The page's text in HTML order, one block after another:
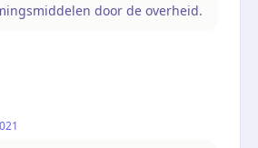
door de overheid.